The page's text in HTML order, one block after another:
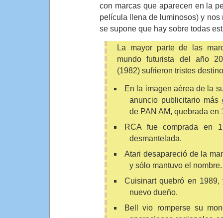
con marcas que aparecen en la
película llena de luminosos) y
se supone que hay sobre todas
La mayor parte de las
mundo futurista del año
(1982) sufrieron tristes
En la imagen aérea de la
anuncio publicitario
de PAN AM, quebrada en
RCA fue comprada en
desmantelada.
Atari desapareció de la
y sólo mantuvo el nombre.
Cuisinart quebró en
nuevo dueño.
Bell vio romperse su